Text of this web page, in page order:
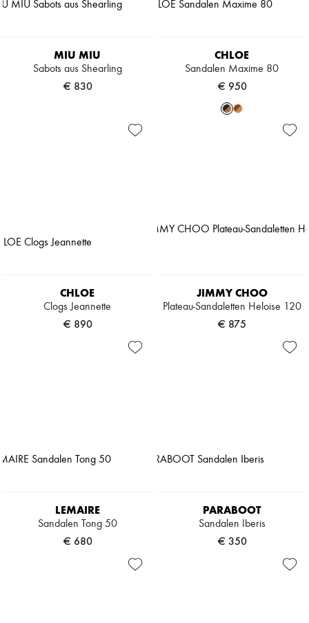
MIU MIU
Sabots aus Shearling
€ 830
CHLOE
Sandalen Maxime 80
€ 950
CHLOE
Clogs Jeannette
€ 890
JIMMY CHOO
Plateau-Sandaletten Heloise 120
€ 875
LEMAIRE
Sandalen Tong 50
€ 680
PARABOOT
Sandalen Iberis
€ 350